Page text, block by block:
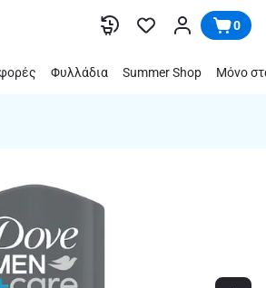
0
Φυλλάδια Summer Shop Μόνο